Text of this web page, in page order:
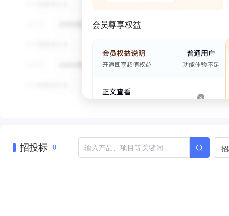
会员尊享权益
招投标 0